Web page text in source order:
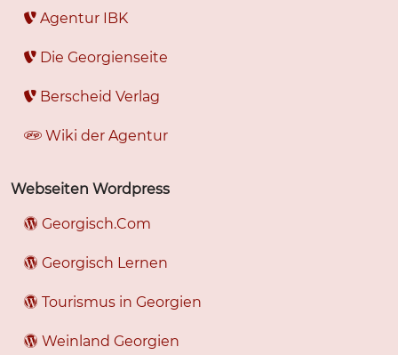
Agentur IBK
Die Georgienseite
Berscheid Verlag
Wiki der Agentur
Webseiten Wordpress
Georgisch.Com
Georgisch Lernen
Tourismus in Georgien
Weinland Georgien